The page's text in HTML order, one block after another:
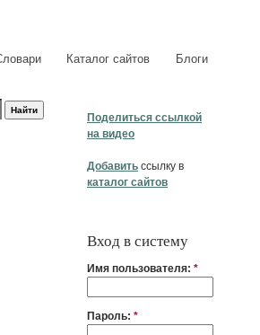
Каталог сайтов Блоги
Поделиться ссылкой
на видео
Добавить ссылку в
каталог сайтов
Вход в систему
Имя пользователя: *
Пароль: *